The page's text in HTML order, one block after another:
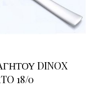
DINOX
18/0